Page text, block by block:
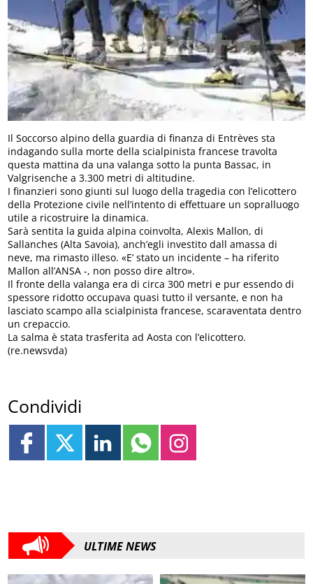
Il Soccorso alpino della guardia di finanza di Entrèves sta
indagando sulla morte della scialpinista francese travolta
questa mattina da una valanga sotto la punta Bassac, in
Valgrisenche a 3.300 metri di altitudine.
I finanzieri sono giunti sul luogo della tragedia con l’elicottero
della Protezione civile nell’intento di effettuare un sopralluogo
utile a ricostruire la dinamica.
Sarà sentita la guida alpina coinvolta, Alexis Mallon, di
Sallanches (Alta Savoia), anch’egli investito dall amassa di
neve, ma rimasto illeso. «E’ stato un incidente – ha riferito
Mallon all’ANSA -, non posso dire altro».
Il fronte della valanga era di circa 300 metri e pur essendo di
spessore ridotto occupava quasi tutto il versante, e non ha
lasciato scampo alla scialpinista francese, scaraventata dentro
un crepaccio.
La salma è stata trasferita ad Aosta con l’elicottero.
(re.newsvda)
Condividi
ULTIME NEWS